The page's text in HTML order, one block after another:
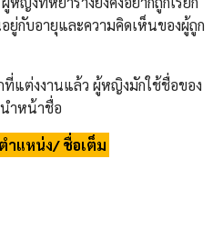
ยู่กับอายุและความคิดเห็นของผู้ถูก
ที่แต่งงานแล้ว ผู้หญิงมักใช้ชื่อของ
ำหน้าชื่อ
ำแหน่ง/ ชื่อเต็ม